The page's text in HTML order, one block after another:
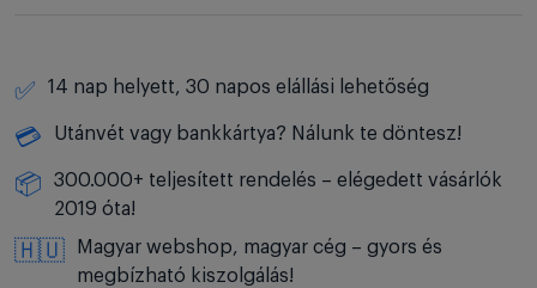
✅ 14 nap helyett, 30 napos elállási lehetőség
💳 Utánvét vagy bankkártya? Nálunk te döntesz!
📦
300.000+ teljesített rendelés – elégedett vásárlók
2019 óta!
🇭🇺
Magyar webshop, magyar cég – gyors és
megbízható kiszolgálás!